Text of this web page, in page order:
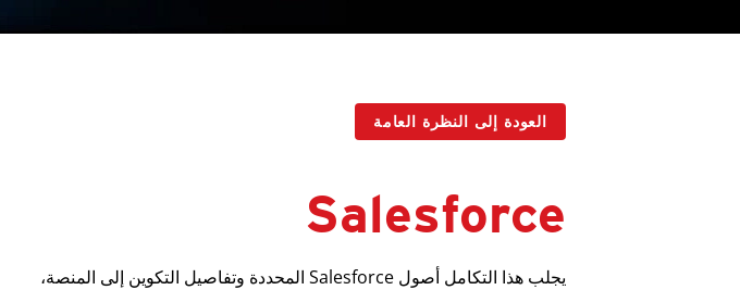
العودة إلى النظرة العامة
Salesforce
يجلب هذا التكامل أصول Salesforce المحددة وتفاصيل التكوين إلى المنصة،